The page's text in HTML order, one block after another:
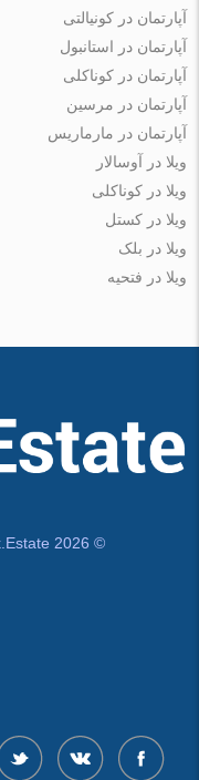
آپارتمان در کونیالتی
آپارتمان در استانبول
آپارتمان در کوناکلی
آپارتمان در مرسین
آپارتمان در مارماریس
ویلا در آوسالار
ویلا در کوناکلی
ویلا در کستل
ویلا در بلک
ویلا در فتحیه
© Turk.Estate 2026. کلیه حقوق محفوظ است.